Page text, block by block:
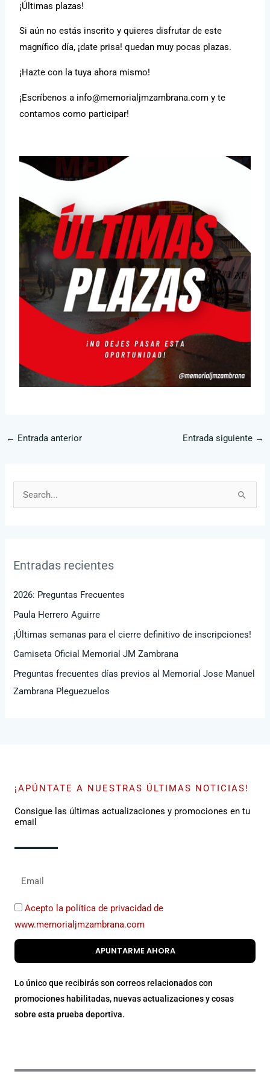
¡Últimas plazas!
Si aún no estás inscrito y quieres disfrutar de este
magnífico día, ¡date prisa! quedan muy pocas plazas.
¡Hazte con la tuya ahora mismo!
¡Escríbenos a info@memorialjmzambrana.com y te
contamos como participar!
← Entrada anterior Entrada siguiente →
a
o
r
:
Entradas recientes
2026: Preguntas Frecuentes
Paula Herrero Aguirre
¡Últimas semanas para el cierre definitivo de inscripciones!
Camiseta Oficial Memorial JM Zambrana
Preguntas frecuentes días previos al Memorial Jose Manuel
Zambrana Pleguezuelos
¡APÚNTATE A NUESTRAS ÚLTIMAS NOTICIAS!
Consigue las últimas actualizaciones y promociones en tu
email
Acepto la política de privacidad de
www.memorialjmzambrana.com
APUNTARME AHORA
Lo único que recibirás son correos relacionados con
promociones habilitadas, nuevas actualizaciones y cosas
sobre esta prueba deportiva.